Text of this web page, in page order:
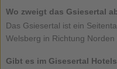
Wo zweigt das Gsiesertal
Das Gsiesertal ist ein
Welsberg in Richtung Norden
Gibt es im Gisesertal